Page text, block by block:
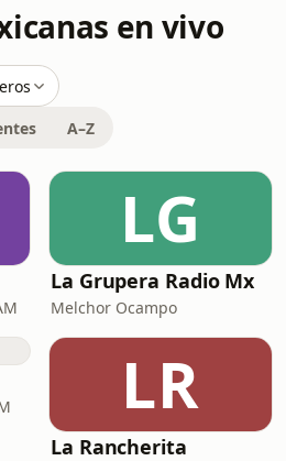
en vivo
A–Z
LG
La Grupera Radio Mx
Melchor Ocampo
LR
La Rancherita